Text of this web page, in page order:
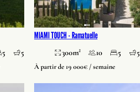
5 5
MIAMI TOUCH -Ramatuelle
300m² 10 5 5
À partir de 19 000€ / semaine